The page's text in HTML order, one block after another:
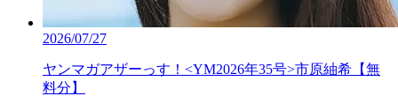
2026/07/27
ヤンマガアザーっす！<YM2026年35号>市原紬希【無
料分】